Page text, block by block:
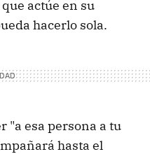
actúe en su
hacerlo sola.
"a esa persona a tu
hasta el